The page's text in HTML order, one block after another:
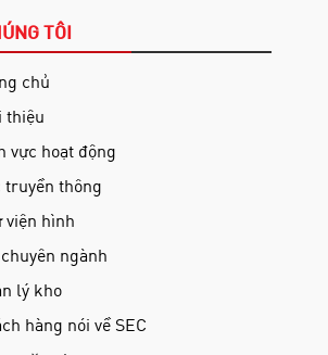
TÔI
chủ
thiệu
vực hoạt động
truyền thông
viện hình
ngành
lý kho
hàng nói về SEC